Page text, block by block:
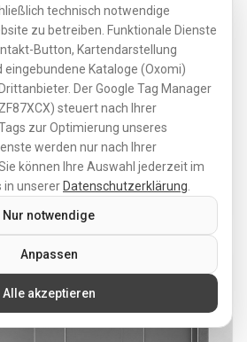
technisch notwendige
zu betreiben. Funktionale Dienste
Button, Karten­darstellung
Kataloge (Oxomi)
Der Google Tag Manager
steuert nach Ihrer
zur Optimierung unseres
werden nur nach Ihrer
können Ihre Auswahl jederzeit im
in unserer Datenschutzerklärung
Nur notwendige
Anpassen
Alle akzeptieren
zur Serie